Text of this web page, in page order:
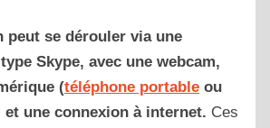
peut se dérouler via une
Skype, avec une webcam,
(téléphone portable ou
et une connexion à internet. Ces